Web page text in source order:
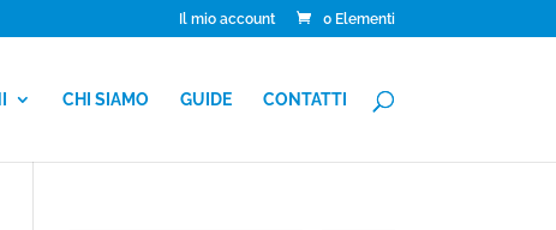
Il mio account 0 Elementi
CHI SIAMO GUIDE CONTATTI